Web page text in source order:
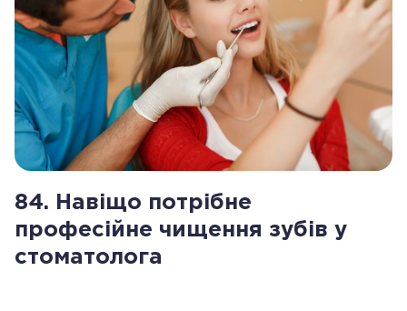
84. Навіщо потрібне
професійне чищення зубів у
стоматолога